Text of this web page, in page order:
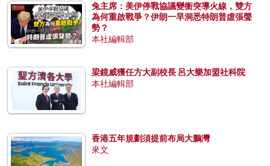
兔主席：美伊停戰協議變衝突導火線，雙方
為何重啟戰爭？伊朗一早洞悉特朗普虛張聲
勢？
本社編輯部
梁鏡威獲任方大副校長 呂大樂加盟社科院
本社編輯部
香港五年規劃須提前布局大鵬灣
來文